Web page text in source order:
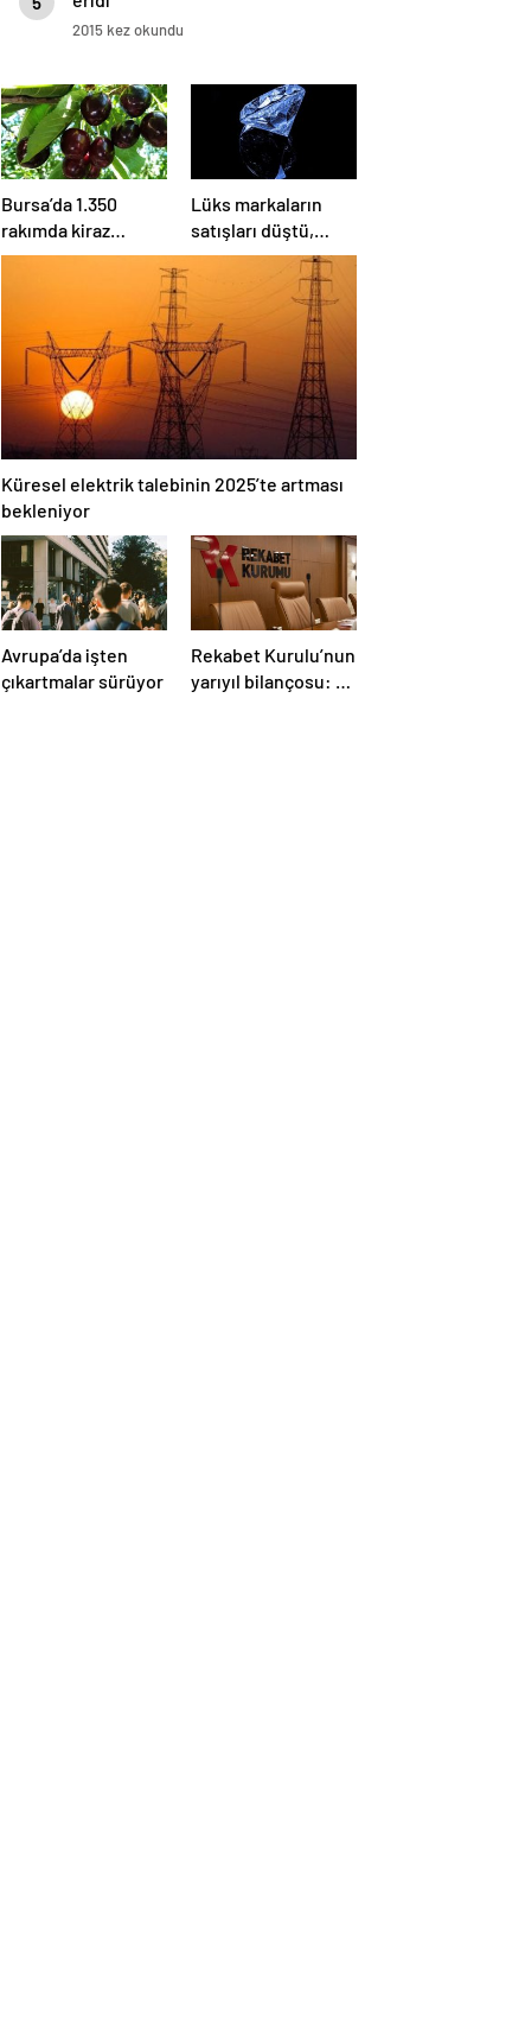
2015 kez okundu
Bursa’da 1.350
rakımda kiraz
hasadı
kazandırıyor: Kilosu
Lüks markaların
satışları düştü,
hisseleri olumsuz
Küresel elektrik talebinin 2025’te artması
bekleniyor
Avrupa’da işten
çıkartmalar sürüyor
Rekabet Kurulu’nun
yarıyıl bilançosu: 6